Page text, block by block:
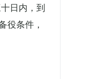
日内，到
役条件，